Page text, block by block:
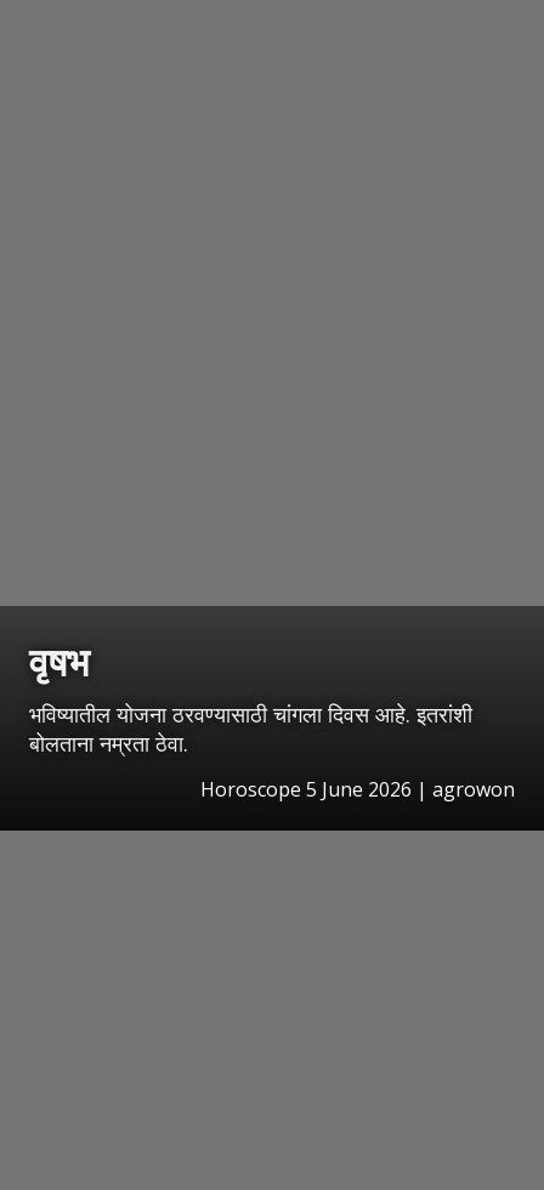
वृषभ
भविष्यातील योजना ठरवण्यासाठी चांगला दिवस आहे. इतरांशी
बोलताना नम्रता ठेवा.
Horoscope 5 June 2026 | agrowon